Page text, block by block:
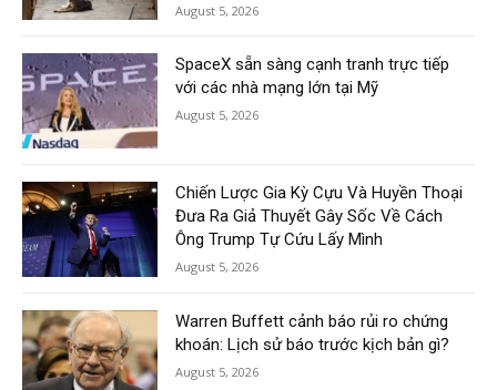
August 5, 2026
SpaceX sẵn sàng cạnh tranh trực tiếp
với các nhà mạng lớn tại Mỹ
August 5, 2026
Chiến Lược Gia Kỳ Cựu Và Huyền Thoại
Đưa Ra Giả Thuyết Gây Sốc Về Cách
Ông Trump Tự Cứu Lấy Mình
August 5, 2026
Warren Buffett cảnh báo rủi ro chứng
khoán: Lịch sử báo trước kịch bản gì?
August 5, 2026